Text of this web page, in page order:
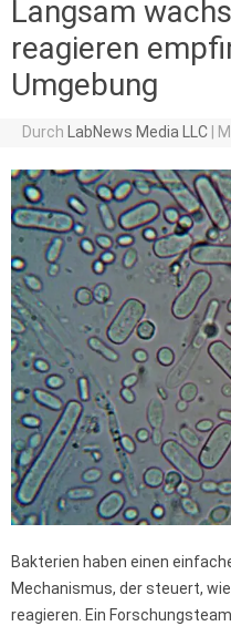
Langsam
reagieren
Umgebung
Durch LabNews Media LLC
Bakterien haben einen
Mechanismus, der steuert,
reagieren. Ein